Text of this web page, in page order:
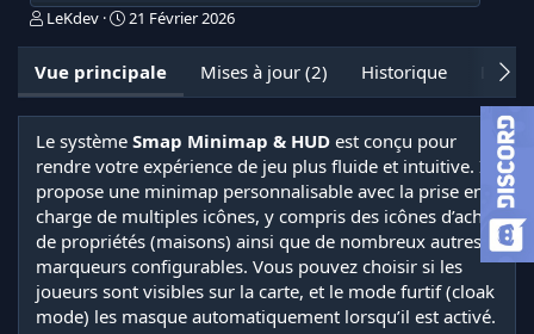
A
e
u
LeKdev
D
e
d
c
r
é
a
t
i
o
n
21 Février 2026
Vue principale Mises à jour (2) Historique
Le système Smap Minimap & HUD est conçu pour
rendre votre expérience de jeu plus fluide et intuitive. Il
propose une minimap personnalisable avec la prise en
charge de multiples icônes, y compris des icônes d’achat
de propriétés (maisons) ainsi que de nombreux autres
marqueurs configurables. Vous pouvez choisir si les
joueurs sont visibles sur la carte, et le mode furtif (cloak
mode) les masque automatiquement lorsqu’il est activé.